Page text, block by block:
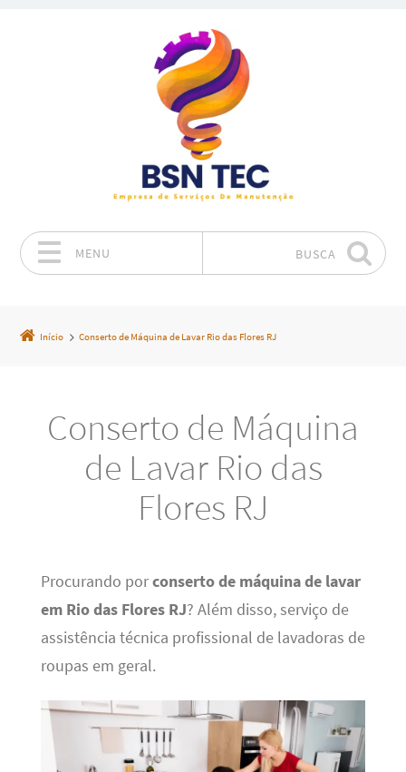
MENU BUSCA
Início Conserto de Máquina de Lavar Rio das Flores RJ
Conserto de Máquina
de Lavar Rio das
Flores RJ
Procurando porconserto de máquina de lavar
em Rio das Flores RJ? Além disso, serviço de
assistência técnica profissional de lavadoras de
roupas em geral.